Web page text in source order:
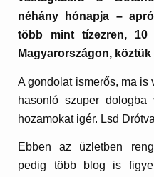
néhány hónapja –
több mint tízezren,
Magyarországon,
A gondolat ismerős, ma is
hasonló szuper dologba
hozamokat igér. Lsd
Ebben az üzletben
pedig több blog is